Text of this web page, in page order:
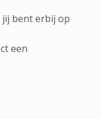
jij bent erbij op
een